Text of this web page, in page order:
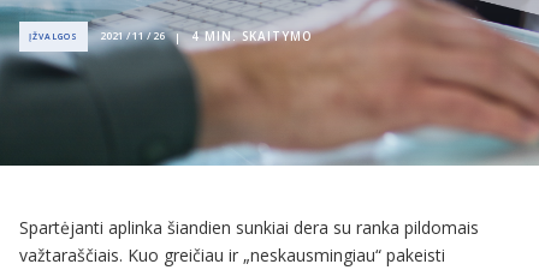
ĮŽVALGOS 2021 / 11 / 26 4 MIN. SKAITYMO
Spartėjanti aplinka šiandien sunkiai dera su ranka pildomais
važtaraščiais. Kuo greičiau ir „neskausmingiau“ pakeisti